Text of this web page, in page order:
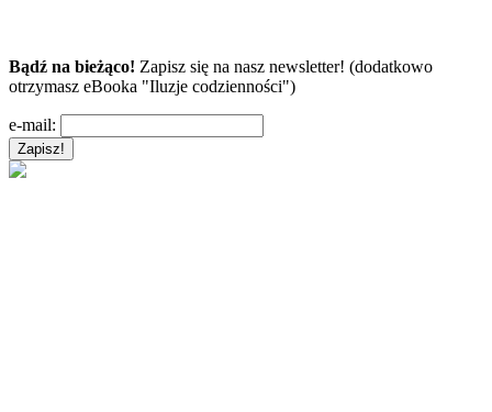
Bądź na bieżąco! Zapisz się na nasz newsletter! (dodatkowo
otrzymasz eBooka "Iluzje codzienności")
e-mail: